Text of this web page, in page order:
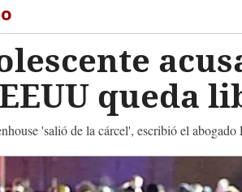
queda
'salió de la cárcel', escribió el